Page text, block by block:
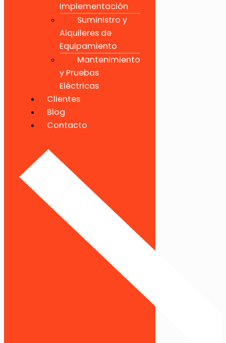
Implementación
Suministro y
Alquileres de
Equipamiento
Mantenimiento
y Pruebas
Eléctricas
Clientes
Blog
Contacto